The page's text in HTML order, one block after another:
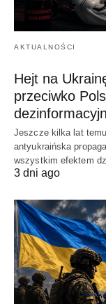
AKTUALNOŚCI
Hejt na
przeciwko
Jeszcze kilka lat
antyukraińska
wszystkim efektem
3 dni ago